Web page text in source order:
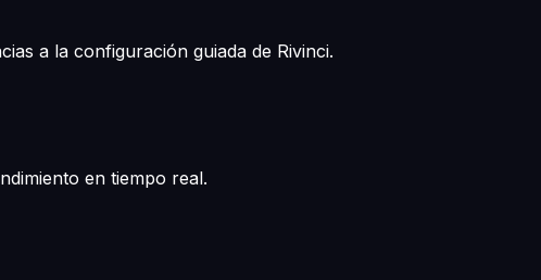
a la configuración guiada de Rivinci.
en tiempo real.